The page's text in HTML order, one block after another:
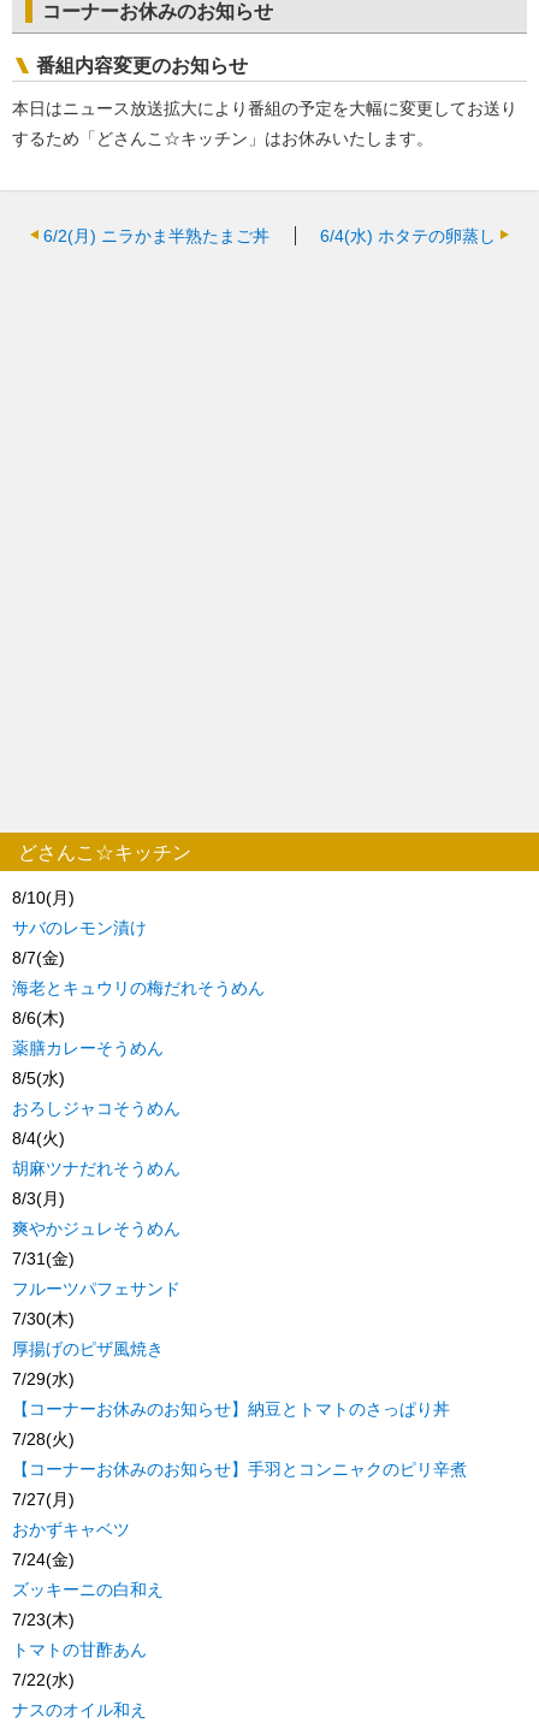
コーナーお休みのお知らせ
番組内容変更のお知らせ
本日はニュース放送拡大により番組の予定を大幅に変更してお送り
するため「どさんこ☆キッチン」はお休みいたします。
6/2(月) ニラかま半熟たまご丼 6/4(水) ホタテの卵蒸し
どさんこ☆キッチン
8/10(月)
サバのレモン漬け
8/7(金)
海老とキュウリの梅だれそうめん
8/6(木)
薬膳カレーそうめん
8/5(水)
おろしジャコそうめん
8/4(火)
胡麻ツナだれそうめん
8/3(月)
爽やかジュレそうめん
7/31(金)
フルーツパフェサンド
7/30(木)
厚揚げのピザ風焼き
7/29(水)
【コーナーお休みのお知らせ】納豆とトマトのさっぱり丼
7/28(火)
【コーナーお休みのお知らせ】手羽とコンニャクのピリ辛煮
7/27(月)
おかずキャベツ
7/24(金)
ズッキーニの白和え
7/23(木)
トマトの甘酢あん
7/22(水)
ナスのオイル和え